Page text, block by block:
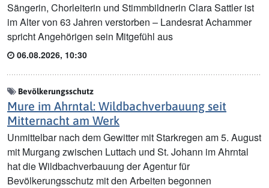
Sängerin, Chorleiterin und Stimmbildnerin Clara Sattler ist
im Alter von 63 Jahren verstorben – Landesrat Achammer
spricht Angehörigen sein Mitgefühl aus
06.08.2026, 10:30
Bevölkerungsschutz
Mure im Ahrntal: Wildbachverbauung seit
Mitternacht am Werk
Unmittelbar nach dem Gewitter mit Starkregen am 5. August
mit Murgang zwischen Luttach und St. Johann im Ahrntal
hat die Wildbachverbauung der Agentur für
Bevölkerungsschutz mit den Arbeiten begonnen